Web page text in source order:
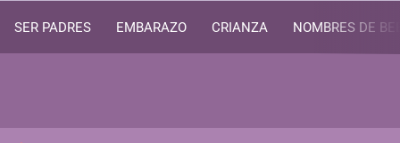
SER PADRES EMBARAZO CRIANZA NOMBRES DE